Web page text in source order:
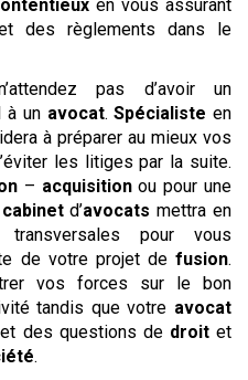
en vous assurant
des règlements dans le
pas d’avoir un
à un avocat.Spécialiste en
à préparer au mieux vos
les litiges par la suite.
– acquisitionou pour une
cabinetd’avocats mettra en
pour vous
de votre projet de fusion.
vos forces sur le bon
tandis que votre avocat
et des questions de droitet
.